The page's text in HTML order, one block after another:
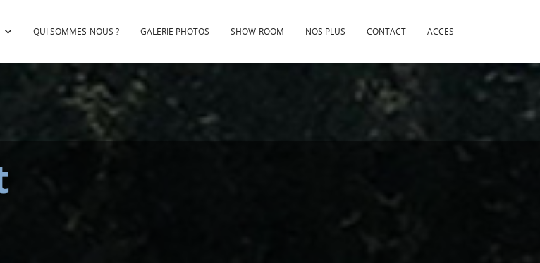
QUI SOMMES-NOUS ? GALERIE PHOTOS SHOW-ROOM NOS PLUS CONTACT ACCES